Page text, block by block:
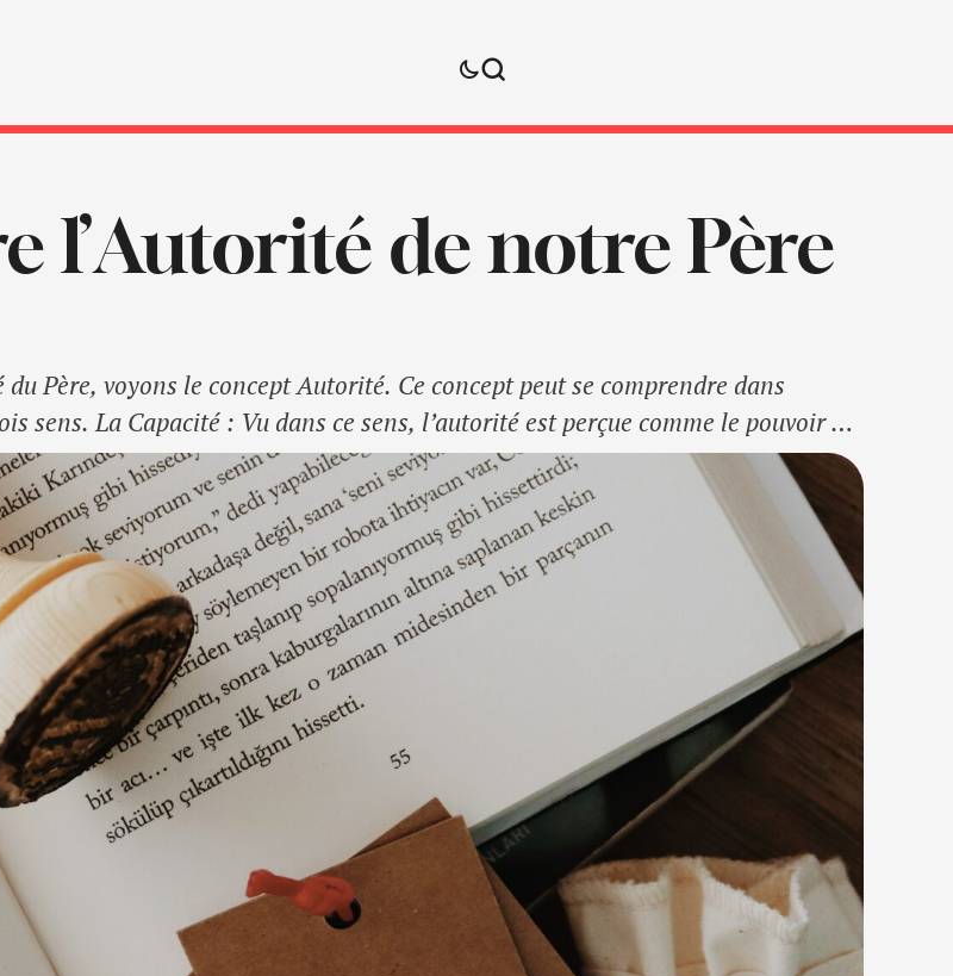
l’Autorité de notre Père
Père, voyons le concept Autorité. Ce concept peut se comprendre dans
sens. La Capacité : Vu dans ce sens, l’autorité est perçue comme le pouvoir de
sens, l’autorité signifie la possibilité de décider. Un Domaine : Vu dans ce …